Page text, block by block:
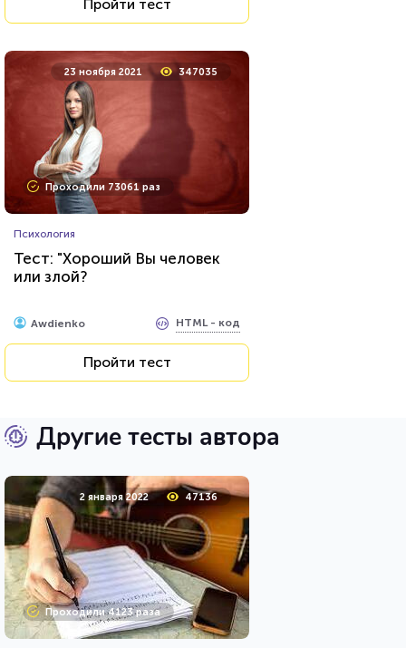
Пройти тест
23 ноября 2021 347035
Проходили 73061 раз
Психология
Тест: "Хороший Вы человек
или злой?
Awdienko HTML - код
Пройти тест
Другие тесты автора
2 января 2022 47136
Проходили 4123 раза